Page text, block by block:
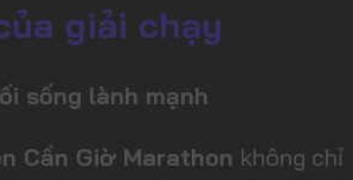
giải chạy
sống lành mạnh
Cần Giờ Marathon không chỉ